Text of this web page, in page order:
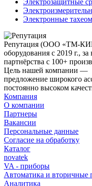
Электрозащитные
Электронные
Репутация (ООО «ТМ-
оборудования с 2019 г.,
партнёрства с 100+
Цель нашей компании —
предложение широкого
постоянно высоком
Компания
О компании
Партнеры
Вакансии
Персональные данные
Согласие на обработку
Каталог
novatek
VA - приборы
Автоматика и вторичные
Аналитика